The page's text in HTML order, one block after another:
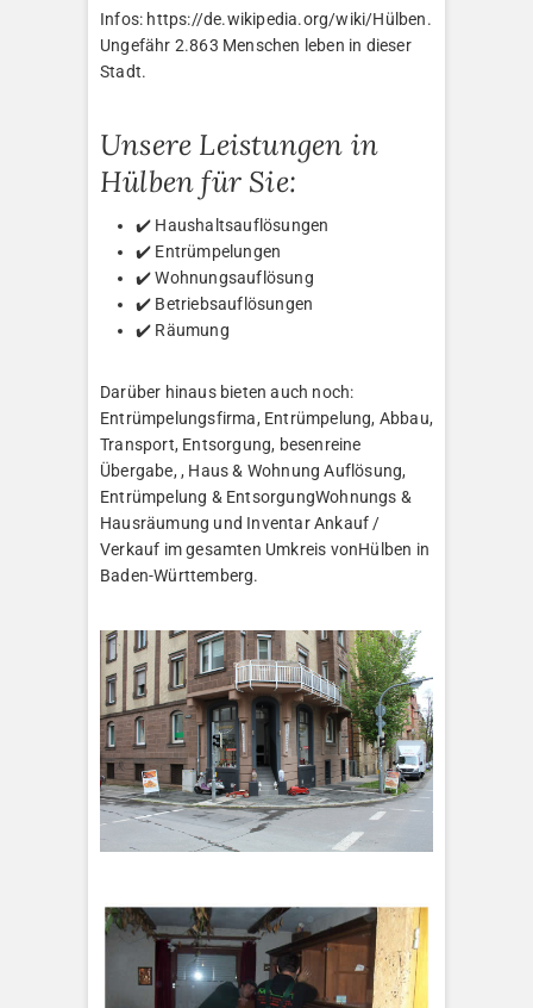
Infos: https://de.wikipedia.org/wiki/Hülben.
Ungefähr 2.863 Menschen leben in dieser
Stadt.
Unsere Leistungen in
Hülben für Sie:
✔️ Haushaltsauflösungen
✔️ Entrümpelungen
✔️ Wohnungsauflösung
✔️ Betriebsauflösungen
✔️ Räumung
Darüber hinaus bieten auch noch:
Entrümpelungsfirma, Entrümpelung, Abbau,
Transport, Entsorgung, besenreine
Übergabe, , Haus & Wohnung Auflösung,
Entrümpelung & EntsorgungWohnungs &
Hausräumung und Inventar Ankauf /
Verkauf im gesamten Umkreis vonHülben in
Baden-Württemberg.